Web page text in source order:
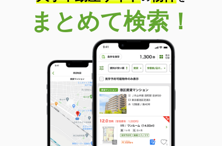
埼玉県さいたま市南区南浦和３丁目
価 格
11.58万円
埼玉県さいたま市南区南浦和３丁目
51.2m²
間取り
2DK
埼玉県川口市上青木２丁目
価 格
8.65万円
住 所
埼玉県川口市上青木２丁目
専有面積 28.87m²
間取り
1K
まとめて検索！